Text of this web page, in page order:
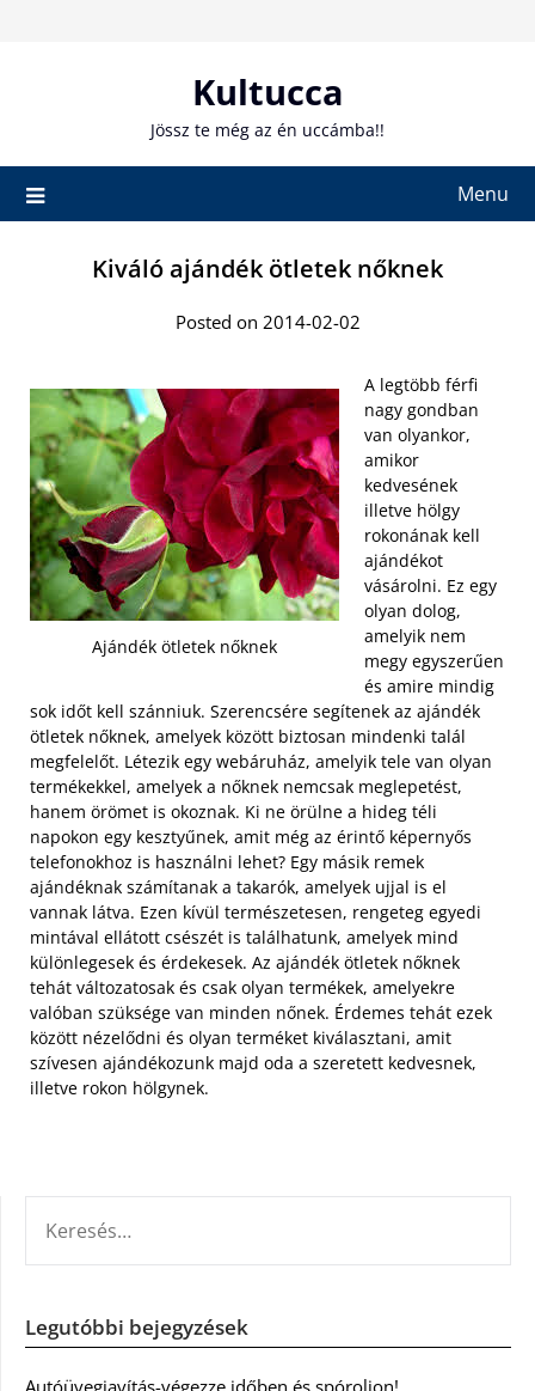
Kultucca
Jössz te még az én uccámba!!
Menu
Kiváló ajándék ötletek nőknek
Posted on 2014-02-02
Ajándék ötletek nőknek
A legtöbb férfi
nagy gondban
van olyankor,
amikor
kedvesének
illetve hölgy
rokonának kell
ajándékot
vásárolni. Ez egy
olyan dolog,
amelyik nem
megy egyszerűen
és amire mindig
sok időt kell szánniuk. Szerencsére segítenek az ajándék
ötletek nőknek, amelyek között biztosan mindenki talál
megfelelőt. Létezik egy webáruház, amelyik tele van olyan
termékekkel, amelyek a nőknek nemcsak meglepetést,
hanem örömet is okoznak. Ki ne örülne a hideg téli
napokon egy kesztyűnek, amit még az érintő képernyős
telefonokhoz is használni lehet? Egy másik remek
ajándéknak számítanak a takarók, amelyek ujjal is el
vannak látva. Ezen kívül természetesen, rengeteg egyedi
mintával ellátott csészét is találhatunk, amelyek mind
különlegesek és érdekesek. Az ajándék ötletek nőknek
tehát változatosak és csak olyan termékek, amelyekre
valóban szüksége van minden nőnek. Érdemes tehát ezek
között nézelődni és olyan terméket kiválasztani, amit
szívesen ajándékozunk majd oda a szeretett kedvesnek,
illetve rokon hölgynek.
Legutóbbi bejegyzések
Autóüvegjavítás-végezze időben és spóroljon!